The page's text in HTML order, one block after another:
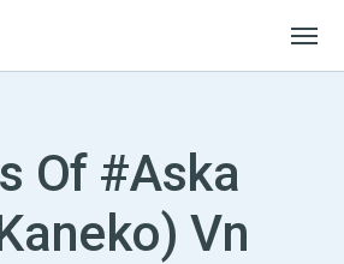
Of #Aska
Vn